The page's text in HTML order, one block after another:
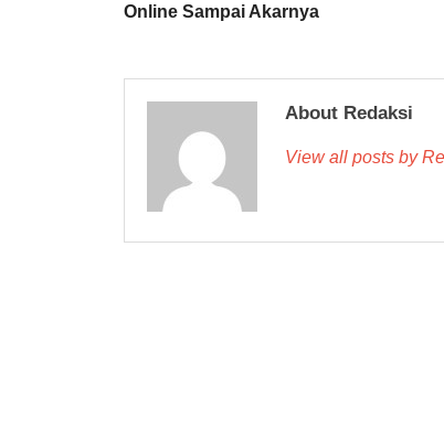
Online Sampai Akarnya
About Redaksi
View all posts by